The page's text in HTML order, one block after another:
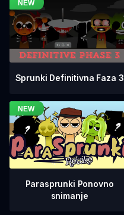
Sprunki Definitivna Faza 3
Parasprunki Ponovno
snimanje